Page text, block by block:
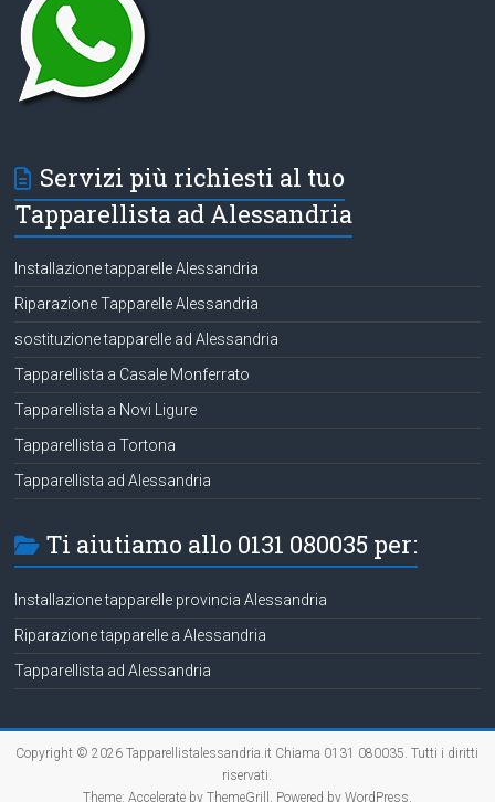
Servizi più richiesti al tuo
Tapparellista ad Alessandria
Installazione tapparelle Alessandria
Riparazione Tapparelle Alessandria
sostituzione tapparelle ad Alessandria
Tapparellista a Casale Monferrato
Tapparellista a Novi Ligure
Tapparellista a Tortona
Tapparellista ad Alessandria
Ti aiutiamo allo 0131 080035 per:
Installazione tapparelle provincia Alessandria
Riparazione tapparelle a Alessandria
Tapparellista ad Alessandria
Copyright © 2026Tapparellistalessandria.it Chiama 0131 080035. Tutti i diritti
riservati.
Theme: Accelerateby ThemeGrill. Powered by WordPress.